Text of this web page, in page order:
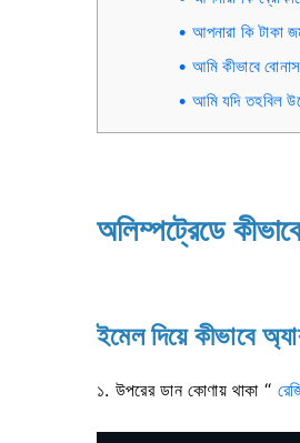
আপনারা কি টাকা
আমি কীভাবে
আমি যদি তহবিল
অলিম্পট্রেডে
ইমেল দিয়ে কীভাবে
১. উপরের ডান কোণায় থাকা “